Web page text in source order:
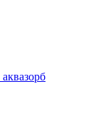
аквазорб